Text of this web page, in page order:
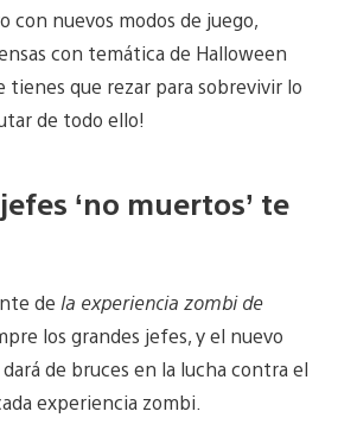
con nuevos modos de juego,
con temática de Halloween
tienes que rezar para sobrevivir lo
de todo ello!
‘no muertos’ te
de la experiencia zombi de
los grandes jefes, y el nuevo
de bruces en la lucha contra el
experiencia zombi.